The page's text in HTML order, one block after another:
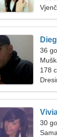
36
178
30